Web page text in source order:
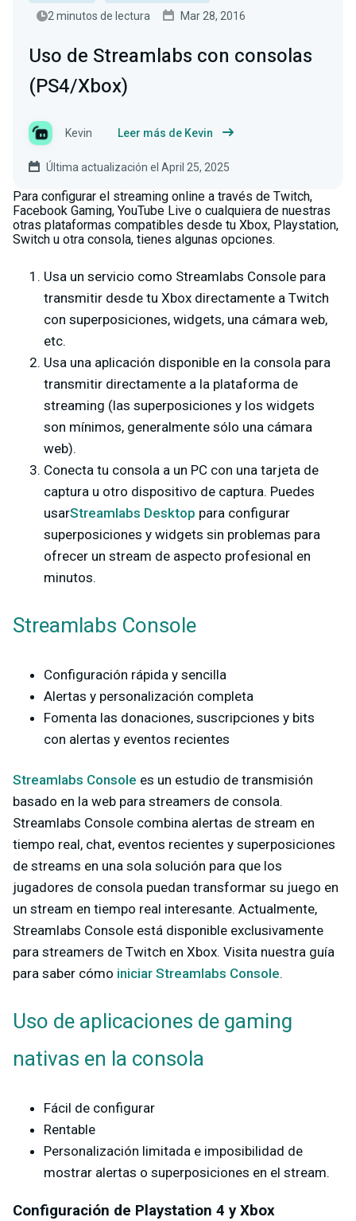
2 minutos de lectura
Mar 28, 2016
Uso de Streamlabs con consolas
(PS4/Xbox)
Kevin Leer más de Kevin
Última actualización el April 25, 2025
Para configurar el streaming online a través de Twitch,
Facebook Gaming, YouTube Live o cualquiera de nuestras
otras plataformas compatibles desde tu Xbox, Playstation,
Switch u otra consola, tienes algunas opciones.
Usa un servicio como Streamlabs Console para
transmitir desde tu Xbox directamente a Twitch
con superposiciones, widgets, una cámara web,
etc.
Usa una aplicación disponible en la consola para
transmitir directamente a la plataforma de
streaming (las superposiciones y los widgets
son mínimos, generalmente sólo una cámara
web).
Conecta tu consola a un PC con una tarjeta de
captura u otro dispositivo de captura. Puedes
usarStreamlabs Desktop para configurar
superposiciones y widgets sin problemas para
ofrecer un stream de aspecto profesional en
minutos.
Streamlabs Console
Configuración rápida y sencilla
Alertas y personalización completa
Fomenta las donaciones, suscripciones y bits
con alertas y eventos recientes
Streamlabs Console es un estudio de transmisión
basado en la web para streamers de consola.
Streamlabs Console combina alertas de stream en
tiempo real, chat, eventos recientes y superposiciones
de streams en una sola solución para que los
jugadores de consola puedan transformar su juego en
un stream en tiempo real interesante. Actualmente,
Streamlabs Console está disponible exclusivamente
para streamers de Twitch en Xbox. Visita nuestra guía
para saber cómo iniciar Streamlabs Console.
Uso de aplicaciones de gaming
nativas en la consola
Fácil de configurar
Rentable
Personalización limitada e imposibilidad de
mostrar alertas o superposiciones en el stream.
Configuración de Playstation 4 y Xbox